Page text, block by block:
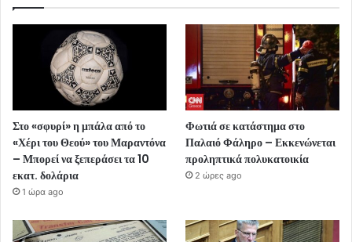
Στο «σφυρί» η μπάλα από το
«Χέρι του Θεού» του Μαραντόνα
– Μπορεί να ξεπεράσει τα 10
εκατ. δολάρια
1 ώρα ago
Φωτιά σε κατάστημα στο
Παλαιό Φάληρο – Εκκενώνεται
προληπτικά πολυκατοικία
2 ώρες ago